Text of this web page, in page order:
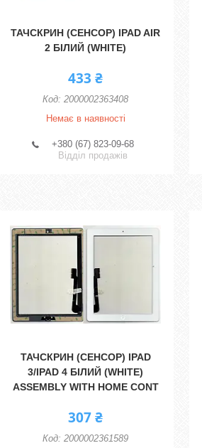
ТАЧСКРИН (СЕНСОР) IPAD AIR
2 БІЛИЙ (WHITE)
433 ₴
2000002363408
Немає в наявності
+380 (67) 823-09-68
Відділ продажів
ТАЧСКРИН (СЕНСОР) IPAD
3/IPAD 4 БІЛИЙ (WHITE)
ASSEMBLY WITH HOME CONT
307 ₴
2000002361589